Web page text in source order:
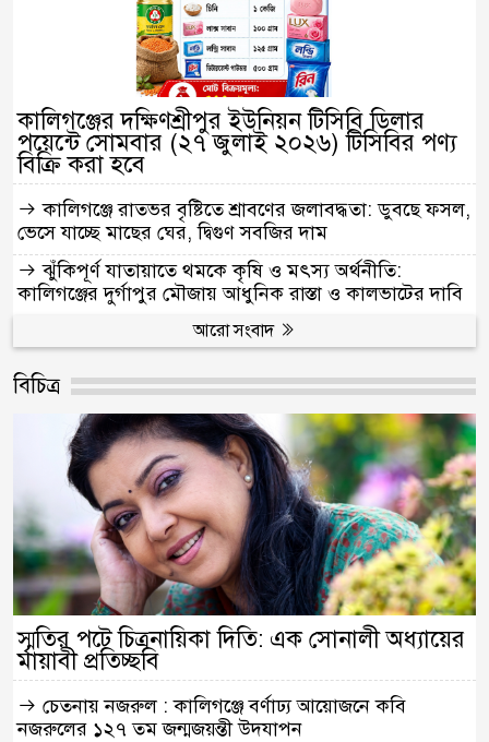
কালিগঞ্জের দক্ষিণশ্রীপুর ইউনিয়ন টিসিবি ডিলার
পয়েন্টে সোমবার (২৭ জুলাই ২০২৬) টিসিবির পণ্য
বিক্রি করা হবে
কালিগঞ্জে রাতভর বৃষ্টিতে শ্রাবণের জলাবদ্ধতা: ডুবছে ফসল,
ভেসে যাচ্ছে মাছের ঘের, দ্বিগুণ সবজির দাম
ঝুঁকিপূর্ণ যাতায়াতে থমকে কৃষি ও মৎস্য অর্থনীতি:
কালিগঞ্জের দুর্গাপুর মৌজায় আধুনিক রাস্তা ও কালভাটের দাবি
আরো সংবাদ
বিচিত্র
স্মৃতির পটে চিত্রনায়িকা দিতি: এক সোনালী অধ্যায়ের
মায়াবী প্রতিচ্ছবি
চেতনায় নজরুল : কালিগঞ্জে বর্ণাঢ্য আয়োজনে কবি
নজরুলের ১২৭ তম জন্মজয়ন্তী উদযাপন